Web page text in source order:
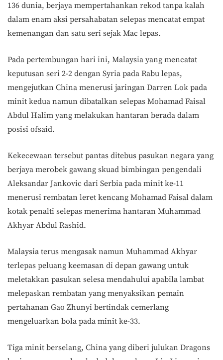
136 dunia, berjaya mempertahankan rekod tanpa kalah
dalam enam aksi persahabatan selepas mencatat empat
kemenangan dan satu seri sejak Mac lepas.
Pada pertembungan hari ini, Malaysia yang mencatat
keputusan seri 2-2 dengan Syria pada Rabu lepas,
mengejutkan China menerusi jaringan Darren Lok pada
minit kedua namun dibatalkan selepas Mohamad Faisal
Abdul Halim yang melakukan hantaran berada dalam
posisi ofsaid.
Kekecewaan tersebut pantas ditebus pasukan negara yang
berjaya merobek gawang skuad bimbingan pengendali
Aleksandar Jankovic dari Serbia pada minit ke-11
menerusi rembatan leret kencang Mohamad Faisal dalam
kotak penalti selepas menerima hantaran Muhammad
Akhyar Abdul Rashid.
Malaysia terus mengasak namun Muhammad Akhyar
terlepas peluang keemasan di depan gawang untuk
meletakkan pasukan selesa mendahului apabila lambat
melepaskan rembatan yang menyaksikan pemain
pertahanan Gao Zhunyi bertindak cemerlang
mengeluarkan bola pada minit ke-33.
Tiga minit berselang, China yang diberi julukan Dragons